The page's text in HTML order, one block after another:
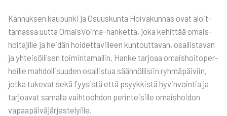
Kan­nuk­sen kau­pun­ki ja Osuus­kun­ta Hoi­va­kun­nas ovat aloit­
ta­mas­sa uut­ta Omais­Voi­ma-han­ket­ta, joka kehit­tää omais­
hoi­ta­jil­le ja hei­dän hoi­det­ta­vil­leen kun­tout­ta­van, osal­lis­ta­van
ja yhtei­söl­li­sen toi­min­ta­mal­lin. Han­ke tar­jo­aa omais­hoi­to­per­
heil­le mah­dol­li­suu­den osal­lis­tua sään­nöl­li­siin ryh­mä­päi­viin,
jot­ka tuke­vat sekä fyy­sis­tä että psyyk­kis­tä hyvin­voin­tia ja
tar­joa­vat samal­la vaih­toeh­don perin­tei­sil­le omais­hoi­don
vapaa­päi­vä­jär­jes­te­lyil­le.